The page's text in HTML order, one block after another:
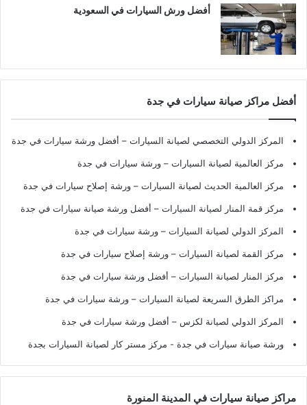
أفضل ورش السيارات في السعودية
أفضل مراكز صيانة سيارات في جدة
المركز الدولي التخصصي لصيانة السيارات – أفضل ورشة سيارات في جدة
مركز العالمية لصيانة السيارات – ورشة سيارات في جدة
مركز العالمية الحديث لصيانة السيارات – ورشة إصلاح سيارات في جدة
مركز قمة المنار لصيانة السيارات – أفضل ورشة صيانة سيارات في جدة
المركز الدولي لصيانة السيارات – ورشة سيارات في جدة
مركز القمة لصيانة السيارات – ورشة إصلاح سيارات في جدة
مركز المنار لصيانة السيارات – أفضل ورشة سيارات في جدة
مراكز الطرق السريعة لصيانة السيارات – ورشة سيارات في جدة
المركز الدولي لصيانة لكزس – أفضل ورشة سيارات في جدة
ورشة صيانة سيارات في جدة - مركز مستر كار لصيانة السيارات بجدة
مراكز صيانة سيارات في المدينة المنورة